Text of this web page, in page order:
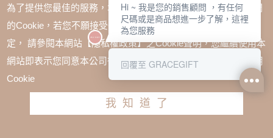
經典剪裁2WAY皮帶釦中跟長靴 咖
為了提供您最佳的服務，本網站會在您的電腦中放置並取用我們
的Cookie，若您不願接受Cookie時應如何變更電腦的Cookie設
定， 請參閱本網站【隱私權政策】之Cookie聲明，您繼續使用本
網站即表示您同意本公司得按本網站使用條款之Cookie聲明使用
Cookie
我知道了
Hi ~ 我是您的銷售顧問 ，有任何
尺碼或是商品想進一步了解，這裡
為您服務
回覆至 GRACEGIFT